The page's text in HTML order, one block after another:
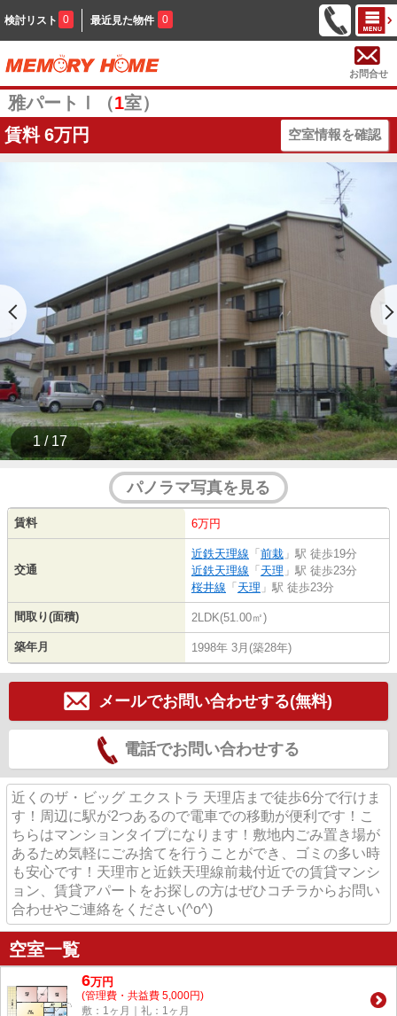
検討リスト 0 最近見た物件 0
お問合せ
雅パートⅠ（1室）
賃料 6万円 空室情報を確認
1 / 17
パノラマ写真を見る
賃料 6万円
交通
近鉄天理線 「 前栽 」駅 徒歩19分
近鉄天理線 「 天理 」駅 徒歩23分
桜井線 「 天理 」駅 徒歩23分
間取り(面積) 2LDK(51.00㎡)
築年月 1998年 3月(築28年)
メールでお問い合わせする(無料)
電話でお問い合わせする
近くのザ・ビッグ エクストラ 天理店まで徒歩6分で行けま
す！周辺に駅が2つあるので電車での移動が便利です！こ
ちらはマンションタイプになります！敷地内ごみ置き場が
あるため気軽にごみ捨てを行うことができ、ゴミの多い時
も安心です！天理市と近鉄天理線前栽付近での賃貸マンシ
ョン、賃貸アパートをお探しの方はぜひコチラからお問い
合わせやご連絡をください(^o^)
空室一覧
6万円
(管理費・共益費 5,000円)
敷：1ヶ月｜礼：1ヶ月